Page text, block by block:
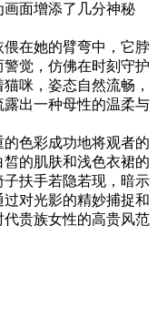
面增添了几分神秘
在她的臂弯中，它脖
觉，仿佛在时刻守护
咪，姿态自然流畅，
出一种母性的温柔与
色彩成功地将观者的
的肌肤和浅色衣裙的
扶手若隐若现，暗示
对光影的精妙捕捉和
贵族女性的高贵风范